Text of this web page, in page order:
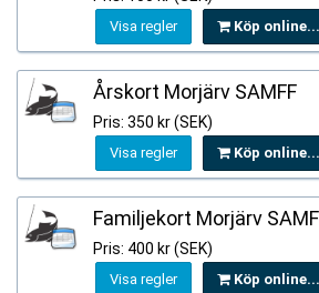
Visa regler Köp online...
Årskort Morjärv SAMFF
Pris: 350 kr (SEK)
Visa regler Köp online...
Familjekort Morjärv
Pris: 400 kr (SEK)
Visa regler Köp online...